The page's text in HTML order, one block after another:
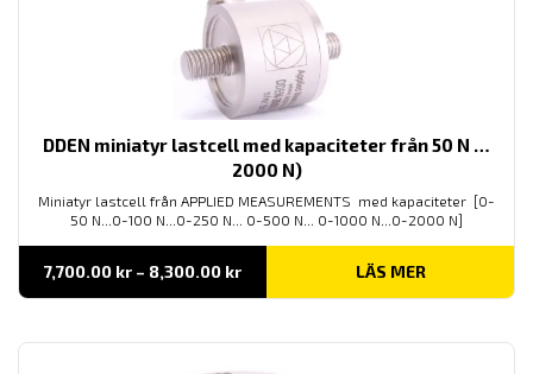
DDEN miniatyr lastcell med kapaciteter från 50 N …
2000 N)
Miniatyr lastcell från APPLIED MEASUREMENTS med kapaciteter [0-
50 N...0-100 N...0-250 N... 0-500 N... 0-1000 N...0-2000 N]
7,700.00 kr – 8,300.00 krPrisintervall:
till
LÄS MER